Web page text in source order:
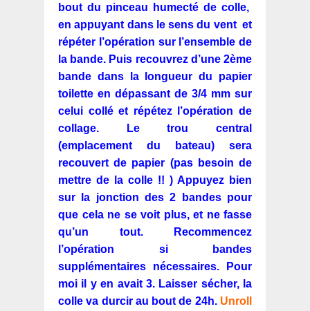
bout du pinceau humecté de colle,
en appuyant dans le sens du vent et
répéter l’opération sur l’ensemble de
la bande. Puis recouvrez d’une 2ème
bande dans la longueur du papier
toilette en dépassant de 3/4 mm sur
celui collé et répétez l’opération de
collage. Le trou central
(emplacement du bateau) sera
recouvert de papier (pas besoin de
mettre de la colle !! ) Appuyez bien
sur la jonction des 2 bandes pour
que cela ne se voit plus, et ne fasse
qu’un tout. Recommencez
l’opération si bandes
supplémentaires nécessaires. Pour
moi il y en avait 3. Laisser sécher, la
colle va durcir au bout de 24h. Unroll